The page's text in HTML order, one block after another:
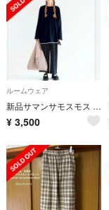
ルームウェア
新品サマンサモスモス ルームウェアセット（マルシェバック付き）ネイビー
¥ 3,500